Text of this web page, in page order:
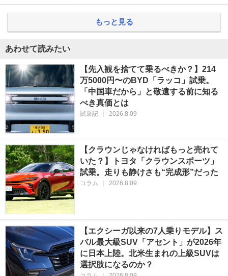
もっと見る
あわせて読みたい
【先入観を捨てて乗るべきか？】214
万5000円〜のBYD「ラッコ」試乗。
「中国車だから」と敬遠する前に知る
べき真価とは
試乗記 2026.8.09
【クラウンじゃなければもっと売れて
いた？】トヨタ「クラウンスポーツ」
試乗。走りも静けさも“完成形”だった
コラム 2026.8.09
【エクシーガ以来の7人乗りモデル】ス
バル最大級SUV「アセント」が2026年
に日本上陸。北米生まれの上級SUVは
選択肢になるのか？